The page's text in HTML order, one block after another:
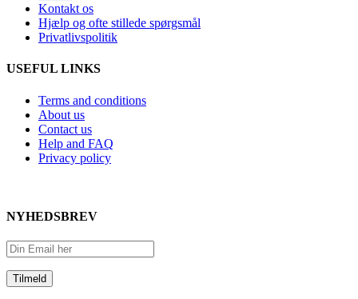
Kontakt os
Hjælp og ofte stillede spørgsmål
Privatlivspolitik
USEFUL LINKS
Terms and conditions
About us
Contact us
Help and FAQ
Privacy policy
NYHEDSBREV